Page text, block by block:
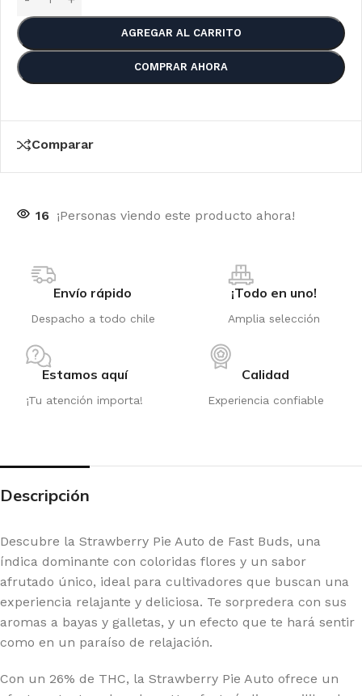
AGREGAR AL CARRITO
COMPRAR AHORA
Comparar
16 ¡Personas viendo este producto ahora!
Envío rápido
Despacho a todo chile
¡Todo en uno!
Amplia selección
Estamos aquí
¡Tu atención importa!
Calidad
Experiencia confiable
Descripción
Descubre la Strawberry Pie Auto de Fast Buds, una
índica dominante con coloridas flores y un sabor
afrutado único, ideal para cultivadores que buscan una
experiencia relajante y deliciosa. Te sorpredera con sus
aromas a bayas y galletas, y un efecto que te hará sentir
como en un paraíso de relajación.
Con un 26% de THC, la Strawberry Pie Auto ofrece un